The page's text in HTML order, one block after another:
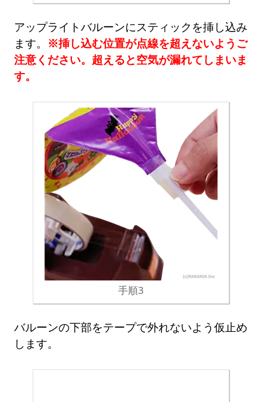
アップライトバルーンにスティックを挿し込み
ます。 ※挿し込む位置が点線を超えないようご
注意ください。超えると空気が漏れてしまいま
す。
手順3
バルーンの下部をテープで外れないよう仮止め
します。